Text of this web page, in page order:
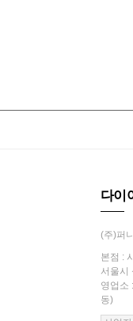
다이
(주)퍼
본점 :
서울시
영업소
동)